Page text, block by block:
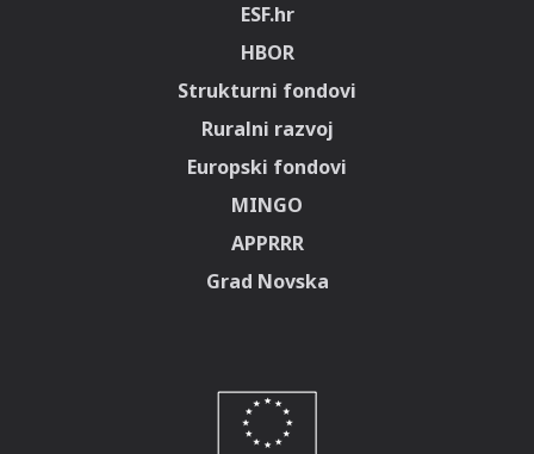
ESF.hr
HBOR
Strukturni fondovi
Ruralni razvoj
Europski fondovi
MINGO
APPRRR
Grad Novska